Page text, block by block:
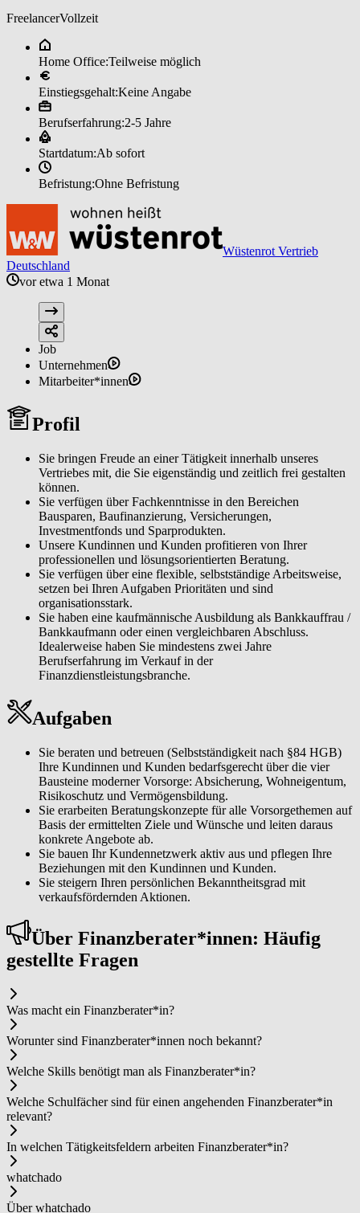
FreelancerVollzeit
Home Office:Teilweise möglich
Einstiegsgehalt:Keine Angabe
Berufserfahrung:2-5 Jahre
Startdatum:Ab sofort
Befristung:Ohne Befristung
Wüstenrot Vertrieb
Deutschland
vor etwa 1 Monat
Job
Unternehmen
Mitarbeiter*innen
Profil
Sie bringen Freude an einer Tätigkeit innerhalb unseres
Vertriebes mit, die Sie eigenständig und zeitlich frei gestalten
können.
Sie verfügen über Fachkenntnisse in den Bereichen
Bausparen, Baufinanzierung, Versicherungen,
Investmentfonds und Sparprodukten.
Unsere Kundinnen und Kunden profitieren von Ihrer
professionellen und lösungsorientierten Beratung.
Sie verfügen über eine flexible, selbstständige Arbeitsweise,
setzen bei Ihren Aufgaben Prioritäten und sind
organisationsstark.
Sie haben eine kaufmännische Ausbildung als Bankkauffrau /
Bankkaufmann oder einen vergleichbaren Abschluss.
Idealerweise haben Sie mindestens zwei Jahre
Berufserfahrung im Verkauf in der
Finanzdienstleistungsbranche.
Aufgaben
Sie beraten und betreuen (Selbstständigkeit nach §84 HGB)
Ihre Kundinnen und Kunden bedarfsgerecht über die vier
Bausteine moderner Vorsorge: Absicherung, Wohneigentum,
Risikoschutz und Vermögensbildung.
Sie erarbeiten Beratungskonzepte für alle Vorsorgethemen auf
Basis der ermittelten Ziele und Wünsche und leiten daraus
konkrete Angebote ab.
Sie bauen Ihr Kundennetzwerk aktiv aus und pflegen Ihre
Beziehungen mit den Kundinnen und Kunden.
Sie steigern Ihren persönlichen Bekanntheitsgrad mit
verkaufsfördernden Aktionen.
Über Fi­nanz­be­ra­ter*in­nen: Häufig
gestellte Fragen
Was macht ein Fi­nanz­be­ra­ter*in?
Worunter sind Fi­nanz­be­ra­ter*in­nen noch bekannt?
Welche Skills benötigt man als Fi­nanz­be­ra­ter*in?
Welche Schulfächer sind für einen angehenden Fi­nanz­be­ra­ter*in
relevant?
In welchen Tätigkeitsfeldern arbeiten Fi­nanz­be­ra­ter*in?
whatchado
Über whatchado